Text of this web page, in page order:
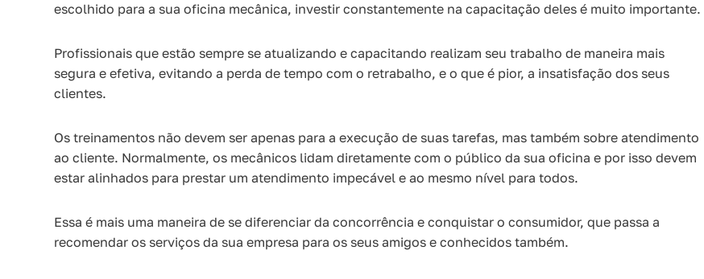
escolhido para a sua oficina mecânica, investir constantemente na capacitação deles é muito importante.
Profissionais que estão sempre se atualizando e capacitando realizam seu trabalho de maneira mais
segura e efetiva, evitando a perda de tempo com o retrabalho, e o que é pior, a insatisfação dos seus
clientes.
Os treinamentos não devem ser apenas para a execução de suas tarefas, mas também sobre atendimento
ao cliente. Normalmente, os mecânicos lidam diretamente com o público da sua oficina e por isso devem
estar alinhados para prestar um atendimento impecável e ao mesmo nível para todos.
Essa é mais uma maneira de se diferenciar da concorrência e conquistar o consumidor, que passa a
recomendar os serviços da sua empresa para os seus amigos e conhecidos também.